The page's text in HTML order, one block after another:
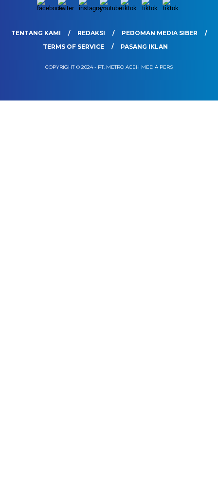
TENTANG KAMI REDAKSI
PEDOMAN MEDIA SIBER
TERMS OF SERVICE
PASANG IKLAN
COPYRIGHT © 2024 - PT. METRO ACEH MEDIA PERS